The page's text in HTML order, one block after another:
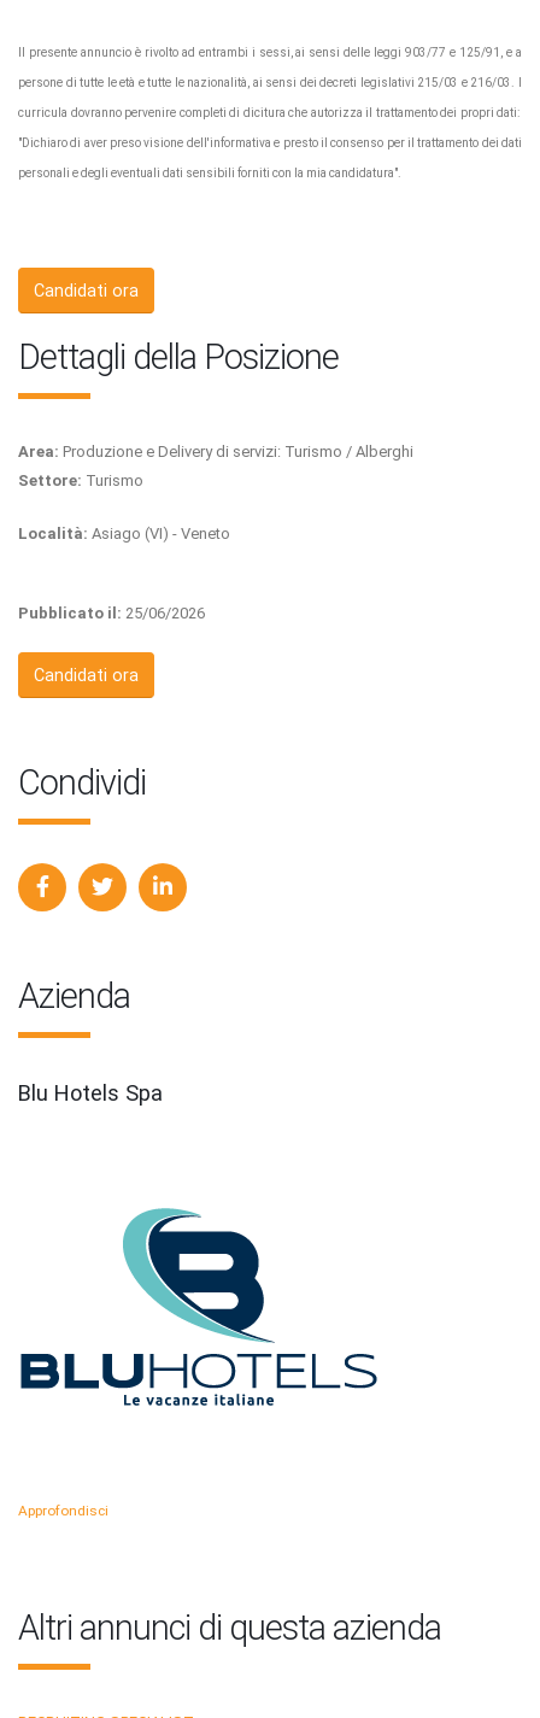
Il presente annuncio è rivolto ad entrambi i sessi, ai sensi delle leggi 903/77 e 125/91, e a
persone di tutte le età e tutte le nazionalità, ai sensi dei decreti legislativi 215/03 e 216/03. I
curricula dovranno pervenire completi di dicitura che autorizza il trattamento dei propri dati:
"Dichiaro di aver preso visione dell'informativa e presto il consenso per il trattamento dei dati
personali e degli eventuali dati sensibili forniti con la mia candidatura".
Candidati ora
Dettagli della Posizione
Area: Produzione e Delivery di servizi: Turismo / Alberghi
Settore: Turismo
Località: Asiago (VI) - Veneto
Pubblicato il: 25/06/2026
Candidati ora
Condividi
Azienda
Blu Hotels Spa
Approfondisci
Altri annunci di questa azienda